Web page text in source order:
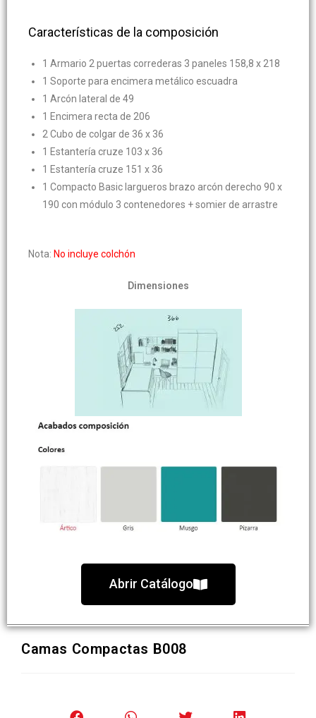
Características de la composición
1 Armario 2 puertas correderas 3 paneles 158,8 x 218
1 Soporte para encimera metálico escuadra
1 Arcón lateral de 49
1 Encimera recta de 206
2 Cubo de colgar de 36 x 36
1 Estantería cruze 103 x 36
1 Estantería cruze 151 x 36
1 Compacto Basic largueros brazo arcón derecho 90 x
190 con módulo 3 contenedores + somier de arrastre
Nota: No incluye colchón
Dimensiones
Abrir Catálogo
Camas Compactas B008